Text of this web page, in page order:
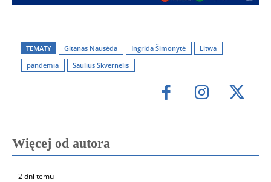
TEMATY Gitanas Nausėda Ingrida Šimonytė
Litwa
pandemia
Saulius Skvernelis
Więcej od autora
2 dni temu